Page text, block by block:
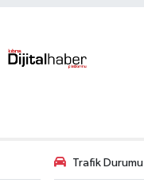
Trafik Durumu